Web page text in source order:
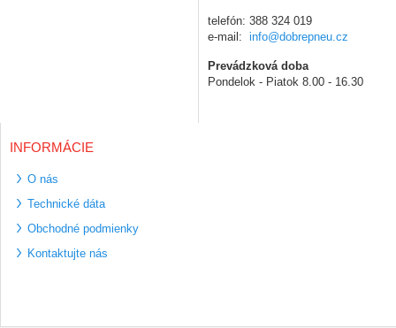
telefón: 388 324 019
e-mail: info@dobrepneu.cz
Prevádzková doba
Pondelok - Piatok 8.00 - 16.30
INFORMÁCIE
O nás
Technické dáta
Obchodné podmienky
Kontaktujte nás